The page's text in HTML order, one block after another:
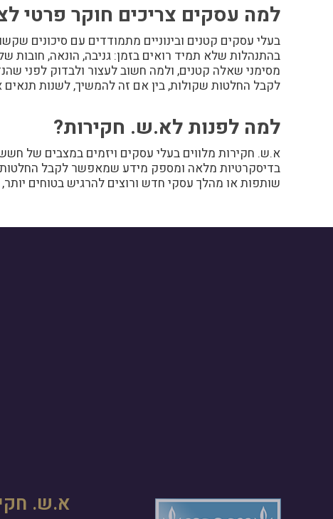
למה עסקים צריכים חוקר פרטי
בעלי עסקים קטנים ובינוניים מתמודדים עם סיכונים
בהתנהלות שלא תמיד רואים בזמן: גניבה, הונאה,
מסימני שאלה קטנים, ולמה חשוב לעצור ולבדוק לפני
לקבל החלטות שקולות, בין אם זה להמשיך, לשנות
למה לפנות לא.ש. חקירות?
א.ש. חקירות מלווים בעלי עסקים ויזמים במצבים של
בדיסקרטיות מלאה ומספק מידע שמאפשר לקבל החלטות
שותפות או מהלך עסקי חדש ורוצים להרגיש בטוחים
א.ש.